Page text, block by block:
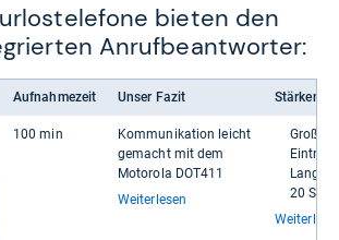
bieten den
Anrufbeantworter:
Aufnahmezeit Unser Fazit Stärken
100 min
Kom­mu­ni­ka­tion leicht
gemacht mit dem
Moto­rola DOT411
Weiterlesen
Großes
Lange
20